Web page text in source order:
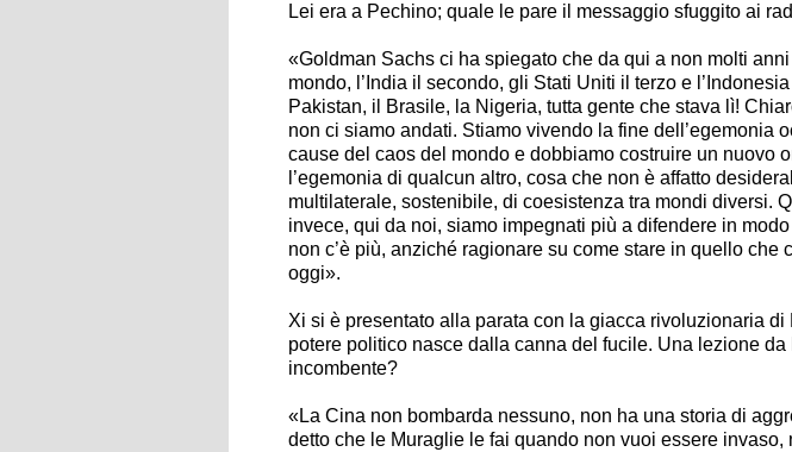
Lei era a Pechino; quale le pare il messaggio sfuggito ai
«Goldman Sachs ci ha spiegato che da qui a non molti
mondo, l’India il secondo, gli Stati Uniti il terzo e
Pakistan, il Brasile, la Nigeria, tutta gente che stava lì!
non ci siamo andati. Stiamo vivendo la fine dell’egemonia
cause del caos del mondo e dobbiamo costruire un nuovo
l’egemonia di qualcun altro, cosa che non è affatto
multilaterale, sostenibile, di coesistenza tra mondi diversi.
invece, qui da noi, siamo impegnati più a difendere in
non c’è più, anziché ragionare su come stare in quello che
oggi».
Xi si è presentato alla parata con la giacca rivoluzionaria di
potere politico nasce dalla canna del fucile. Una lezione
incombente?
«La Cina non bombarda nessuno, non ha una storia di
detto che le Muraglie le fai quando non vuoi essere invaso,